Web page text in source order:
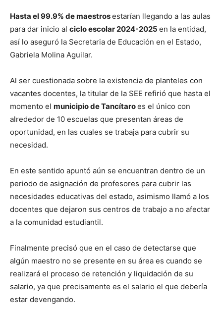
Hasta el 99.9% de maestrosestarían llegando a las aulas
para dar inicio al ciclo escolar 2024-2025 en la entidad,
así lo aseguró la Secretaria de Educación en el Estado,
Gabriela Molina Aguilar.
Al ser cuestionada sobre la existencia de planteles con
vacantes docentes, la titular de la SEE refirió que hasta el
momento el municipio de Tancítaroes el único con
alrededor de 10 escuelas que presentan áreas de
oportunidad, en las cuales se trabaja para cubrir su
necesidad.
En este sentido apuntó aún se encuentran dentro de un
periodo de asignación de profesores para cubrir las
necesidades educativas del estado, asimismo llamó a los
docentes que dejaron sus centros de trabajo a no afectar
a la comunidad estudiantil.
Finalmente precisó que en el caso de detectarse que
algún maestro no se presente en su área es cuando se
realizará el proceso de retención y liquidación de su
salario, ya que precisamente es el salario el que debería
estar devengando.